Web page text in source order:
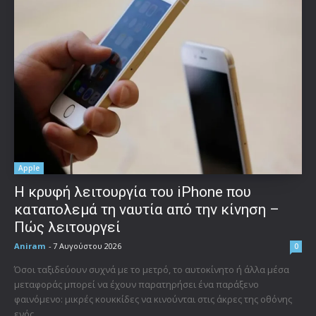
Apple
Η κρυφή λειτουργία του iPhone που
καταπολεμά τη ναυτία από την κίνηση –
Πώς λειτουργεί
Aniram - 7 Αυγούστου 2026 0
Όσοι ταξιδεύουν συχνά με το μετρό, το αυτοκίνητο ή άλλα μέσα
μεταφοράς μπορεί να έχουν παρατηρήσει ένα παράξενο
φαινόμενο: μικρές κουκκίδες να κινούνται στις άκρες της οθόνης